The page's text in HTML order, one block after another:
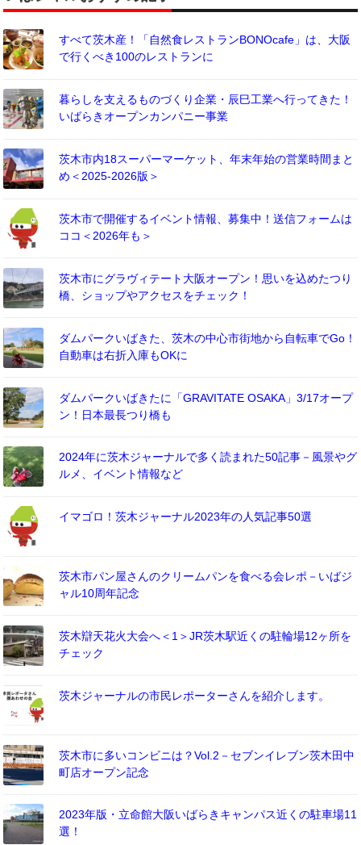
すべて茨木産！「自然食レストランBONOcafe」は、大阪
で行くべき100のレストランに
暮らしを支えるものづくり企業・辰巳工業へ行ってきた！
いばらきオープンカンパニー事業
茨木市内18スーパーマーケット、年末年始の営業時間まと
め＜2025-2026版＞
茨木市で開催するイベント情報、募集中！送信フォームは
ココ＜2026年も＞
茨木市にグラヴィテート大阪オープン！思いを込めたつり
橋、ショップやアクセスをチェック！
ダムパークいばきた、茨木の中心市街地から自転車でGo！
自動車は右折入庫もOKに
ダムパークいばきたに「GRAVITATE OSAKA」3/17オープ
ン！日本最長つり橋も
2024年に茨木ジャーナルで多く読まれた50記事－風景やグ
ルメ、イベント情報など
イマゴロ！茨木ジャーナル2023年の人気記事50選
茨木市パン屋さんのクリームパンを食べる会レポ－いばジ
ャル10周年記念
茨木辯天花火大会へ＜1＞JR茨木駅近くの駐輪場12ヶ所を
チェック
茨木ジャーナルの市民レポーターさんを紹介します。
茨木市に多いコンビニは？Vol.2－セブンイレブン茨木田中
町店オープン記念
2023年版・立命館大阪いばらきキャンパス近くの駐車場11
選！